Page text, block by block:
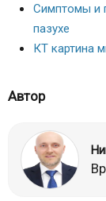
Симптомы и
пазухе
КТ картина
Автор